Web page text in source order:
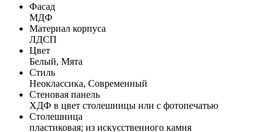
Фасад
МДФ
Материал корпуса
ЛДСП
Цвет
Белый, Мята
Стиль
Неоклассика, Современный
Стеновая панель
ХДФ в цвет столешницы или с фотопечатью
Столешница
пластиковая; из искусственного камня